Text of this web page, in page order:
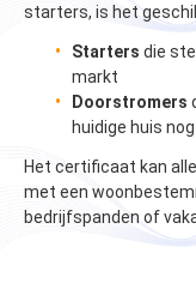
starters, is het
Starters die
markt
Doorstromers
huidige huis
Het certificaat kan
met een
bedrijfspanden of